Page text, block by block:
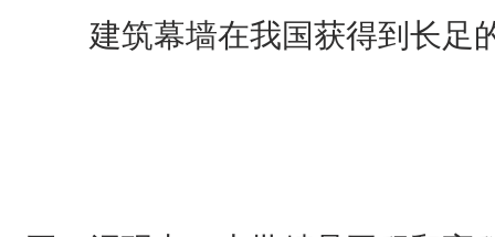
建筑幕墙在我国获得到长足